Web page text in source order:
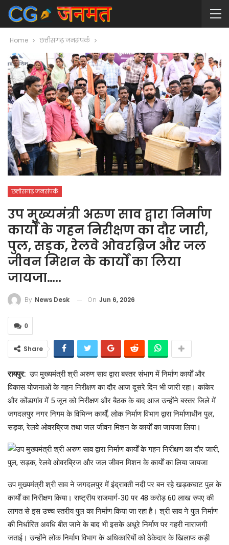
Home छत्तीसगढ़ जनसंपर्क
छत्तीसगढ़ जनसंपर्क
उप मुख्यमंत्री अरुण साव द्वारा निर्माण
कार्यों के गहन निरीक्षण का दौर जारी,
पुल, सड़क, रेलवे ओवरब्रिज और जल
जीवन मिशन के कार्यों का लिया
जायजा…..
By News Desk On Jun 6, 2026
0
Share
रायपुर: उप मुख्यमंत्री श्री अरुण साव द्वारा बस्तर संभाग में निर्माण कार्यों और
विकास योजनाओं के गहन निरीक्षण का दौर आज दूसरे दिन भी जारी रहा। कांकेर
और कोंडागांव में 5 जून को निरीक्षण और बैठक के बाद आज उन्होंने बस्तर जिले में
जगदलपुर नगर निगम के विभिन्न कार्यों, लोक निर्माण विभाग द्वारा निर्माणाधीन पुल,
सड़क, रेलवे ओवरब्रिज तथा जल जीवन मिशन के कार्यों का जायजा लिया।
उप मुख्यमंत्री श्री साव ने जगदलपुर में इंद्रावती नदी पर बन रहे खड़कघाट पुल के
कार्यों का निरीक्षण किया। राष्ट्रीय राजमार्ग-30 पर 48 करोड़ 60 लाख रुपए की
लागत से इस उच्च स्तरीय पुल का निर्माण किया जा रहा है। श्री साव ने पुल निर्माण
की निर्धारित अवधि बीत जाने के बाद भी इसके अधूरे निर्माण पर गहरी नाराजगी
जताई। उन्होंने लोक निर्माण विभाग के अधिकारियों को ठेकेदार के खिलाफ कड़ी